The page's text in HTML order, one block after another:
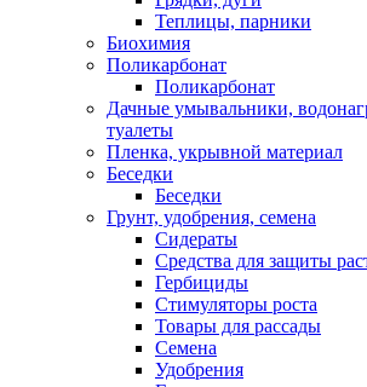
Теплицы, парники
Биохимия
Поликарбонат
Поликарбонат
Дачные умывальники,
туалеты
Пленка, укрывной материал
Беседки
Беседки
Грунт, удобрения, семена
Сидераты
Средства для защиты
Гербициды
Стимуляторы роста
Товары для рассады
Семена
Удобрения